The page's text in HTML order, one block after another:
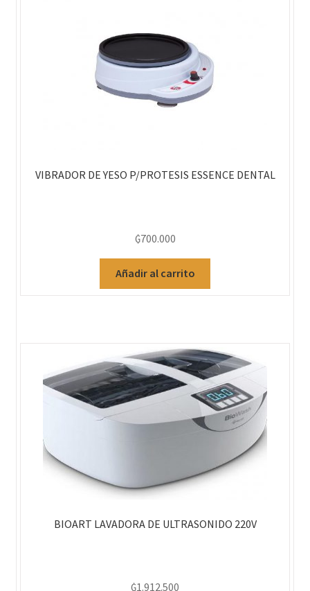
VIBRADOR DE YESO P/PROTESIS ESSENCE DENTAL
₲700.000
Añadir al carrito
BIOART LAVADORA DE ULTRASONIDO 220V
₲1.912.500